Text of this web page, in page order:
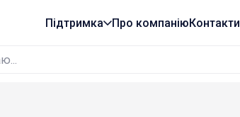
Підтримка Про компаніюКонтакти